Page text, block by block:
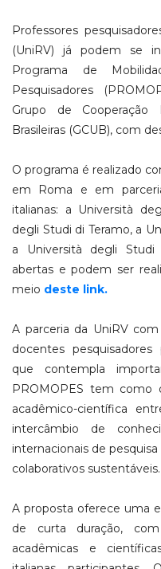
Professores
(UniRV) já podem se
Programa de
Pesquisadores
Grupo de Cooperação
Brasileiras (GCUB), com
O programa é realizado
em Roma e em
italianas: a Università
degli Studi di Teramo, a
a Università degli
abertas e podem ser
meio deste link.
A parceria da UniRV
docentes
que contempla
PROMOPES tem como
acadêmico-científica
intercâmbio de
internacionais de
colaborativos sustentáveis.
A proposta oferece uma
de curta duração,
acadêmicas e